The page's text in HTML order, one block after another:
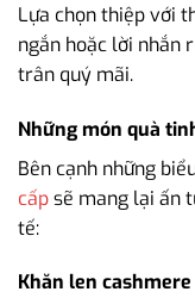
Lựa chọn thiệp với
ngắn hoặc lời nhắn
trân quý mãi.
Những món quà
Bên cạnh những
cấpsẽ mang lại ấn
tế:
Khăn len cashmere